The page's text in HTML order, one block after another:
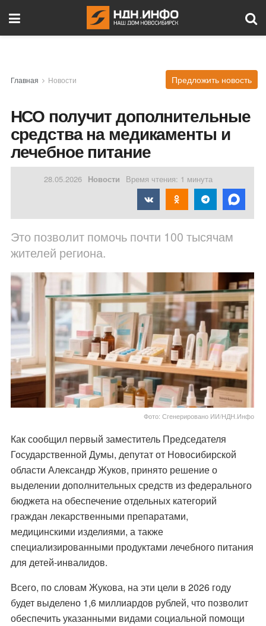
Главная Новости Предложить новость
НСО получит дополнительные
средства на медикаменты и
лечебное питание
28.05.2026 Новости Время чтения: 1 минута
Это позволит помочь почти 100 тысячам
жителей региона.
Фото: Сгенерировано ИИ/НДН.Инфо
Как сообщил первый заместитель Председателя
Государственной Думы, депутат от Новосибирской
области Александр Жуков, принято решение о
выделении дополнительных средств из федерального
бюджета на обеспечение отдельных категорий
граждан лекарственными препаратами,
медицинскими изделиями, а также
специализированными продуктами лечебного питания
для детей-инвалидов.
Всего, по словам Жукова, на эти цели в 2026 году
будет выделено 1,6 миллиардов рублей, что позволит
обеспечить указанными видами социальной помощи